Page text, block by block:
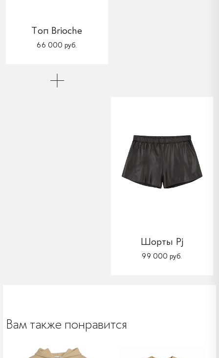
Топ Brioche
66 000 руб.
Шорты Pj
99 000 руб.
Вам также понравится